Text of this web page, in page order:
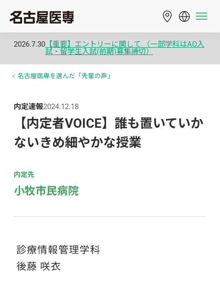
2026.7.30 【重要】エントリーに関して （一部学科はAO入
試・留学生入試(前期)募集締切）
名古屋医専を選んだ「先輩の声」
内定速報2024.12.18
【内定者VOICE】誰も置いていか
ないきめ細やかな授業
内定先
小牧市民病院